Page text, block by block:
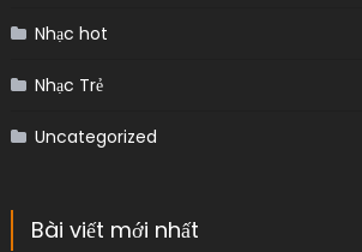
Nhạc hot
Nhạc Trẻ
Uncategorized
Bài viết mới nhất